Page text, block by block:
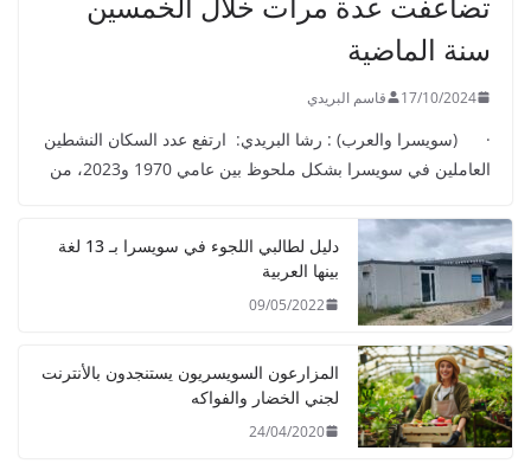
سنة الماضية
17/10/2024 قاسم البريدي
· (سويسرا والعرب) : رشا البريدي: ارتفع عدد السكان النشطين
العاملين في سويسرا بشكل ملحوظ بين عامي 1970 و2023، من
دليل لطالبي اللجوء في سويسرا بـ 13 لغة
بينها العربية
09/05/2022
المزارعون السويسريون يستنجدون بالأنترنت
لجني الخضار والفواكه
24/04/2020